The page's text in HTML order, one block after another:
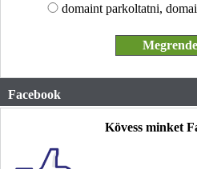
domaint parkoltatni,
Facebook
Kövess minket